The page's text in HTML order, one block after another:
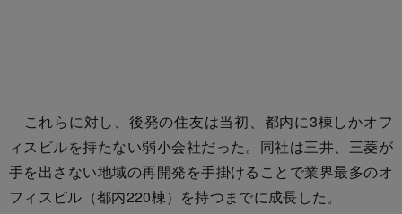
これらに対し、後発の住友は当初、都内に3棟しかオフ
ィスビルを持たない弱小会社だった。同社は三井、三菱が
手を出さない地域の再開発を手掛けることで業界最多のオ
フィスビル（都内220棟）を持つまでに成長した。